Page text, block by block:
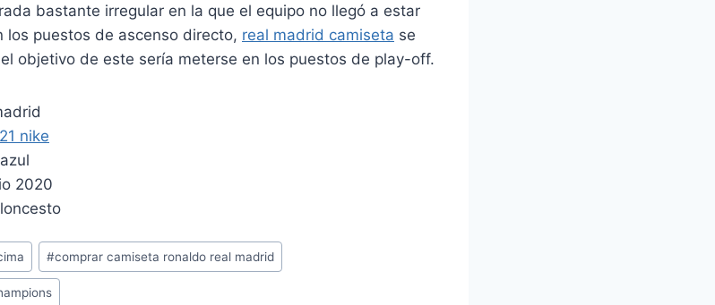
bastante irregular en la que el equipo no llegó a estar
los puestos de ascenso directo, real madrid camiseta se
objetivo de este sería meterse en los puestos de play-off.
#comprar camiseta ronaldo real madrid